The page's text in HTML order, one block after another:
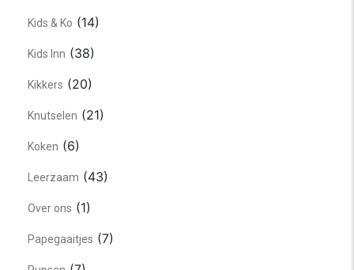
Kids & Ko (14)
Kids Inn (38)
Kikkers (20)
Knutselen (21)
Koken (6)
Leerzaam (43)
Over ons (1)
Papegaaitjes (7)